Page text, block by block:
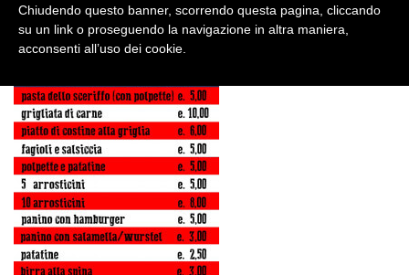
3 LUG, 2018
menù country
Chiudendo questo banner, scorrendo questa pagina, cliccando
su un link o proseguendo la navigazione in altra maniera,
acconsenti all’uso dei cookie.